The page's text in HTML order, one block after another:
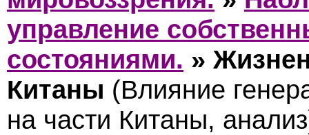
управление
состояниями. »
Китаны (Влияние
на части Китаны,